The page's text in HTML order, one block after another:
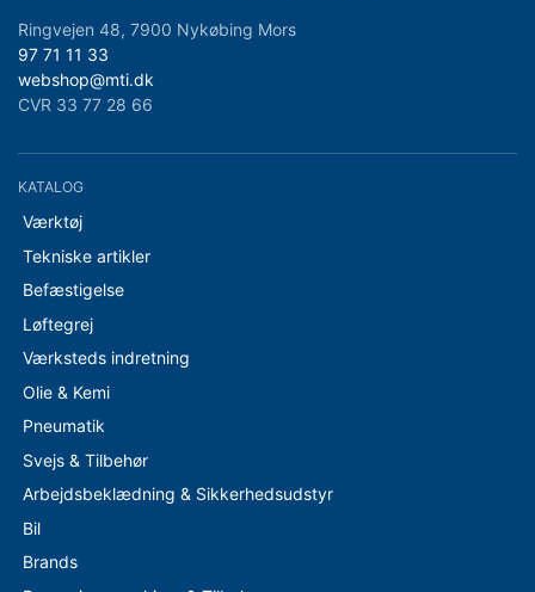
Ringvejen 48, 7900 Nykøbing Mors
97 71 11 33
webshop@mti.dk
CVR 33 77 28 66
KATALOG
Værktøj
Tekniske artikler
Befæstigelse
Løftegrej
Værksteds indretning
Olie & Kemi
Pneumatik
Svejs & Tilbehør
Arbejdsbeklædning & Sikkerhedsudstyr
Bil
Brands